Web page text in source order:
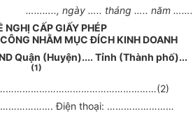
……….., ngày ….. tháng ….. năm …….
NGHỊ CẤP GIẤY PHÉP
NHẰM MỤC ĐÍCH KINH DOANH
Quận (Huyện).... Tỉnh (Thành phố)...
(1)
(2)
Điện thoại: ……………………